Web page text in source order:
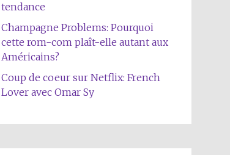
tendance
Champagne Problems: Pourquoi
cette rom-com plaît-elle autant aux
Américains?
Coup de coeur sur Netflix: French
Lover avec Omar Sy